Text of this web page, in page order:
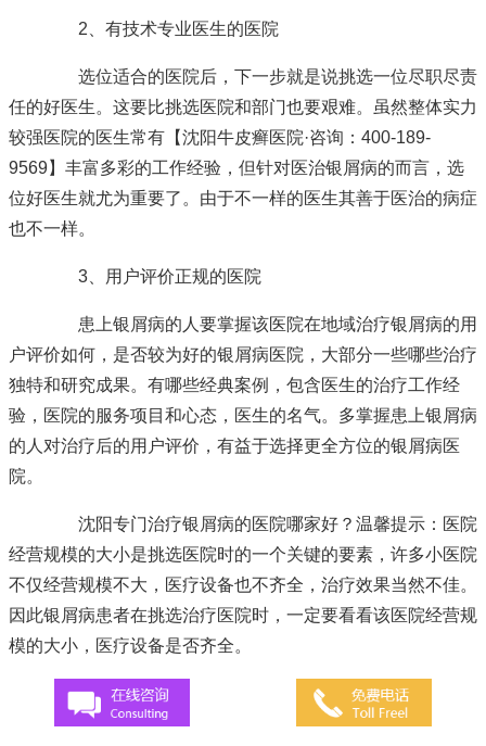
2、有技术专业医生的医院
选位适合的医院后，下一步就是说挑选一位尽职尽责
任的好医生。这要比挑选医院和部门也要艰难。虽然整体实力
较强医院的医生常有 【沈阳牛皮癣医院·咨询：400-189-
9569】 丰富多彩的工作经验，但针对医治银屑病的而言，选
位好医生就尤为重要了。由于不一样的医生其善于医治的病症
也不一样。
3、用户评价正规的医院
患上银屑病的人要掌握该医院在地域治疗银屑病的用
户评价如何，是否较为好的银屑病医院，大部分一些哪些治疗
独特和研究成果。有哪些经典案例，包含医生的治疗工作经
验，医院的服务项目和心态，医生的名气。多掌握患上银屑病
的人对治疗后的用户评价，有益于选择更全方位的银屑病医
院。
沈阳专门治疗银屑病的医院哪家好？温馨提示：医院
经营规模的大小是挑选医院时的一个关键的要素，许多小医院
不仅经营规模不大，医疗设备也不齐全，治疗效果当然不佳。
因此银屑病患者在挑选治疗医院时，一定要看看该医院经营规
模的大小，医疗设备是否齐全。